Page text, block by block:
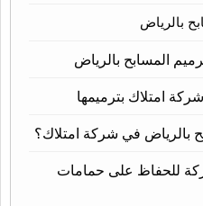
بالرياض
المسابح بالرياض
امتلاك بترميمها
بالرياض في شركة امتلاك؟
للحفاظ على حمامات